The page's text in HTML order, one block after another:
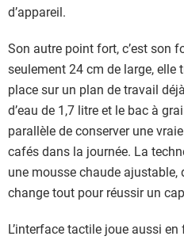
d’appareil.
Son autre point fort, c’est son
seulement 24 cm de large,
place sur un plan de travail
d’eau de 1,7 litre et le bac à
parallèle de conserver une
cafés dans la journée. La
une mousse chaude ajustable,
change tout pour réussir un
L’interface tactile joue aussi